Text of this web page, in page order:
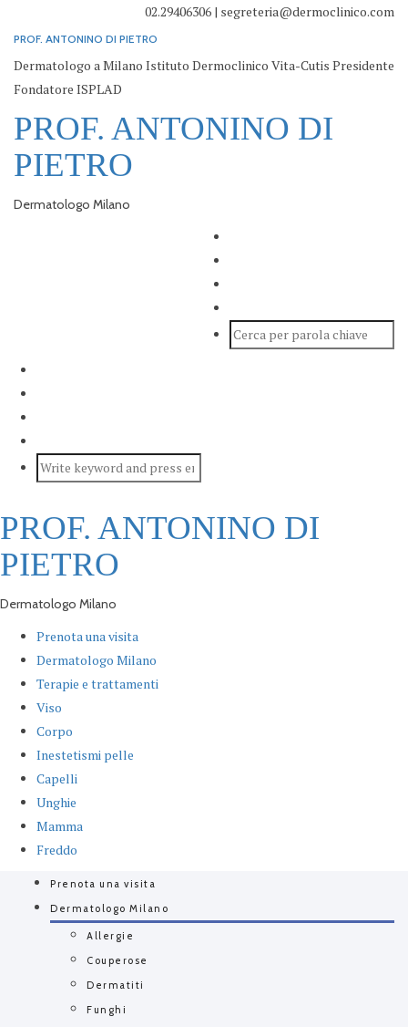
02.29406306 | segreteria@dermoclinico.com
PROF. ANTONINO DI PIETRO
Dermatologo a Milano Istituto Dermoclinico Vita-Cutis Presidente
Fondatore ISPLAD
PROF. ANTONINO DI
PIETRO
Dermatologo Milano
PROF. ANTONINO DI
PIETRO
Dermatologo Milano
Prenota una visita
Dermatologo Milano
Terapie e trattamenti
Viso
Corpo
Inestetismi pelle
Capelli
Unghie
Mamma
Freddo
Prenota una visita
Dermatologo Milano
Allergie
Couperose
Dermatiti
Funghi